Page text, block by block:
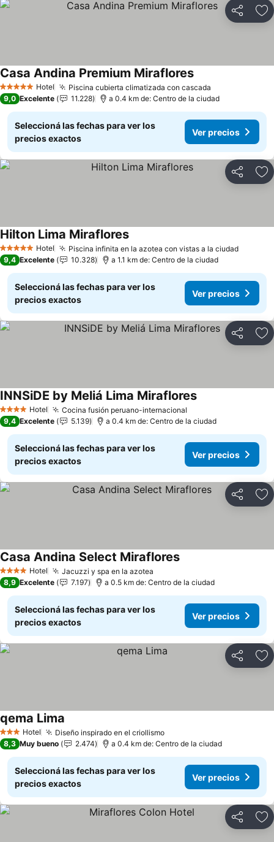
Compartir
5 Estrellas Hotel Piscina cubierta climatizada con cascada
Casa Andina Premium Miraflores
9,0 Excelente 11.228 a 0.4 km de: Centro de la ciudad
Seleccioná las fechas para ver los
precios exactos
Ver precios
Compartir
5 Estrellas Hotel Piscina infinita en la azotea con vistas a la ciudad
Hilton Lima Miraflores
9,4 Excelente 10.328 a 1.1 km de: Centro de la ciudad
Seleccioná las fechas para ver los
precios exactos
Ver precios
Compartir
4 EstrellasHotel Cocina fusión peruano-internacional
INNSiDE by Meliá Lima Miraflores
9,4 Excelente 5.139 a 0.4 km de: Centro de la ciudad
Seleccioná las fechas para ver los
precios exactos
Ver precios
Compartir
4 EstrellasHotel Jacuzzi y spa en la azotea
Casa Andina Select Miraflores
8,9 Excelente 7.197 a 0.5 km de: Centro de la ciudad
Seleccioná las fechas para ver los
precios exactos
Ver precios
Compartir
3 Estrellas
Hotel Diseño inspirado en el criollismo
qema Lima
8,3 Muy bueno 2.474 a 0.4 km de: Centro de la ciudad
Seleccioná las fechas para ver los
precios exactos
Ver precios
Compartir